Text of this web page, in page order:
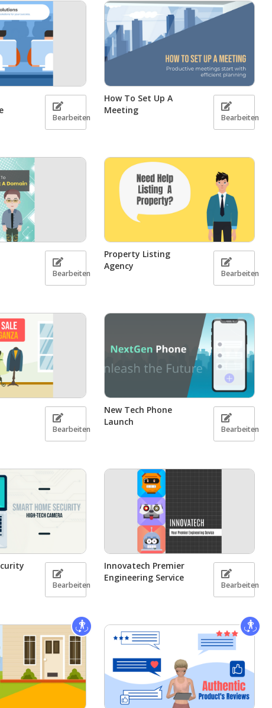
Bearbeiten
How To Set Up A
Meeting
Bearbeiten
Bearbeiten
Property Listing
Agency
Bearbeiten
Bearbeiten
New Tech Phone
Launch
Bearbeiten
Bearbeiten
Innovatech Premier
Engineering Service
Bearbeiten